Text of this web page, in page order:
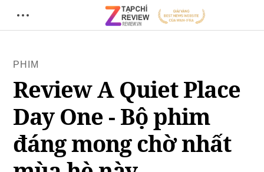
PHIM
Review A Quiet Place
Day One - Bộ phim
đáng mong chờ nhất